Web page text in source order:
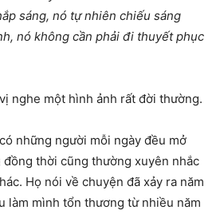
sáng, nó tự nhiên chiếu sáng
nó không cần phải đi thuyết phục
nghe một hình ảnh rất đời thường.
những người mỗi ngày đều mở
đồng thời cũng thường xuyên nhắc
Họ nói về chuyện đã xảy ra năm
làm mình tổn thương từ nhiều năm